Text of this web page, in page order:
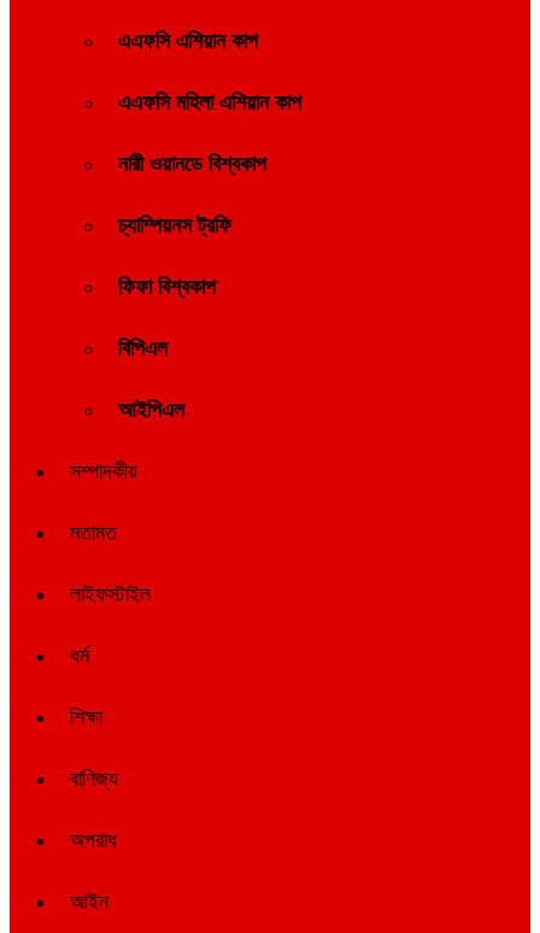
এএফসি এশিয়ান কাপ
এএফসি মহিলা এশিয়ান কাপ
নারী ওয়ানডে বিশ্বকাপ
চ্যাম্পিয়নস ট্রফি
ফিফা বিশ্বকাপ
বিপিএল
আইপিএল
সম্পাদকীয়
মতামত
লাইফস্টাইল
ধর্ম
শিক্ষা
বাণিজ্য
অপরাধ
আইন